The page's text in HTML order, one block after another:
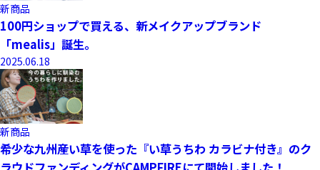
新商品
100円ショップで買える、新メイクアップブランド
「mealis」誕生。
2025.06.18
新商品
希少な九州産い草を使った『い草うちわ カラビナ付き』のク